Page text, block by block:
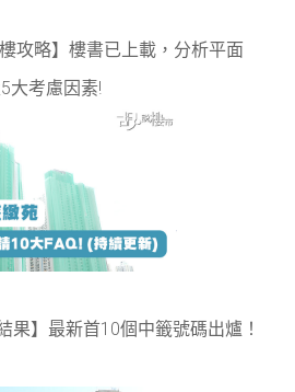
樓攻略】樓書已上載，分析平面
大考慮因素!
果】最新首10個中籤號碼出爐！